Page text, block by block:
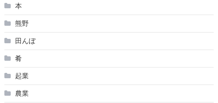
本
熊野
田んぼ
肴
起業
農業